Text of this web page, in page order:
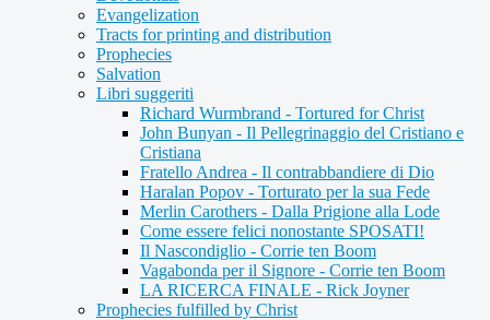
Evangelization
Tracts for printing and distribution
Prophecies
Salvation
Libri suggeriti
Richard Wurmbrand - Tortured for Christ
John Bunyan - Il Pellegrinaggio del Cristiano e
Cristiana
Fratello Andrea - Il contrabbandiere di Dio
Haralan Popov - Torturato per la sua Fede
Merlin Carothers - Dalla Prigione alla Lode
Come essere felici nonostante SPOSATI!
Il Nascondiglio - Corrie ten Boom
Vagabonda per il Signore - Corrie ten Boom
LA RICERCA FINALE - Rick Joyner
Prophecies fulfilled by Christ